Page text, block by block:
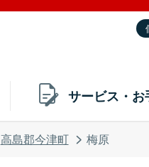
サービス・お
高島郡今津町 梅原